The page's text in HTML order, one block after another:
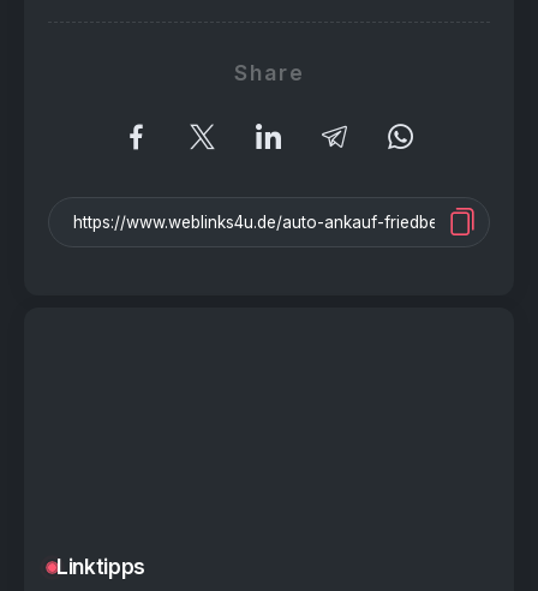
Share
Linktipps